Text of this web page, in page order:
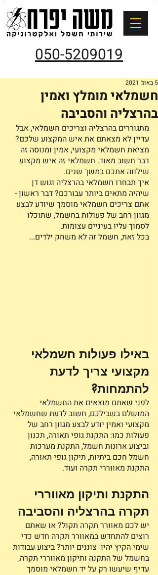
050-5209019
חשמלאי מומלץ ואמין
בהרצליה והסביבה
5 באוג׳ 2021
מתגוררים בהרצליה וצריכים חשמלאי, אבל
עדיין לא מצאתם את איש המקצוע שלכם?
מציאת חשמלאי מקצועי, אמין ומנוסה זה
דבר חשוב מאוד. חשמלאי זה איש מקצוע
שילווה אתכם במשך שנים.
איך תבחרו חשמלאי בהרצליה וגוש דן
שיהיה מתאים ביותר עבורכם? דבר ראשון -
אתם צריכים חשמלאי מוסמך שיודע לבצע
מגוון רחב של פעולות בחשמל, שתוכלו
לסמוך עליו בעיניים עצומות.
בכל זאת, חשמל זה לא משחק ילדים...
באילו פעולות חשמלאי
מקצועי צריך לדעת
להתמחות?
לפני שאתם מוצאים את החשמלאי
המושלם בשבילכם, חשוב לדעת שחשמלאי
מקצועי ואמין יודע לבצע מגוון רחב של
פעולות כמו: התקנת גופי תאורה, תכנון
וביצוע ארונות חשמל, התקנת מערכות
חשמל חכם ביתיות, תיקון גופי תאורה,
התקנת מאווררי תקרה ועוד.
התקנת ותיקון מאווררי
תקרה בהרצליה והסביבה
יש לכם מאוורר תקרה תקול? או שאתם
רוצים להתחדש במאוורר תקרה חדש כדי
שימי הקיץ יהיו  צוננים יותר? ביצוע עבודות
בחשמל של התקנה ותיקון מאווררי תקרה,
עדיף שיעשו רק על יד חשמלאי מוסמך